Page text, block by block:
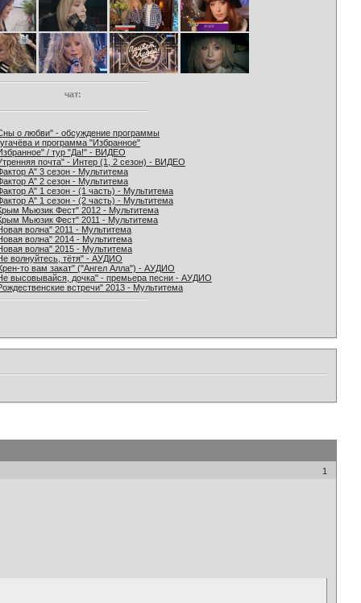
чат:
о любви" - обсуждение программы
и программа "Избранное"
/ тур "Да!" - ВИДЕО
почта" - Интер (1, 2 сезон) - ВИДЕО
А" 3 сезон - Мультитема
А" 2 сезон - Мультитема
А" 1 сезон - (1 часть) - Мультитема
А" 1 сезон - (2 часть) - Мультитема
Мьюзик Фест" 2012 - Мультитема
Мьюзик Фест" 2011 - Мультитема
волна" 2011 - Мультитема
волна" 2014 - Мультитема
волна" 2015 - Мультитема
волнуйтесь, тётя" - АУДИО
то вам закат" ("Ангел Алла") - АУДИО
высовывайся, дочка" - премьера песни - АУДИО
встречи" 2013 - Мультитема
1